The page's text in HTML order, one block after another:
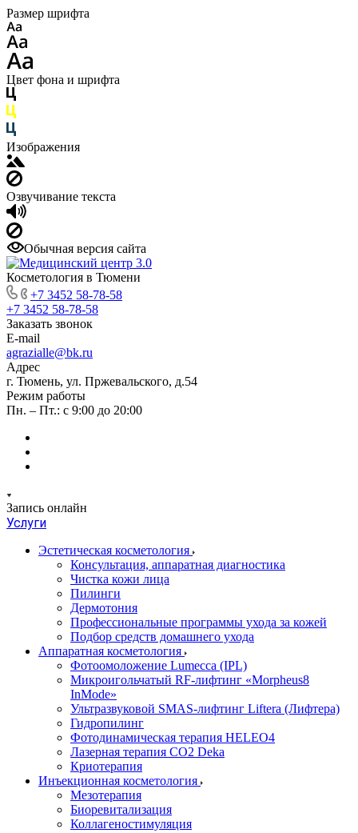
Размер шрифта
Цвет фона и шрифта
Изображения
Озвучивание текста
Обычная версия сайта
Косметология в Тюмени
+7 3452 58-78-58
+7 3452 58-78-58
Заказать звонок
E-mail
agrazialle@bk.ru
Адрес
г. Тюмень, ул. Пржевальского, д.54
Режим работы
Пн. – Пт.: с 9:00 до 20:00
Запись онлайн
Услуги
Эстетическая косметология
Консультация, аппаратная диагностика
Чистка кожи лица
Пилинги
Дермотония
Профессиональные программы ухода за кожей
Подбор средств домашнего ухода
Аппаратная косметология
Фотоомоложение Lumecca (IPL)
Микроигольчатый RF-лифтинг «Morpheus8
InMode»
Ультразвуковой SMAS-лифтинг Liftera (Лифтера)
Гидропилинг
Фотодинамическая терапия HELEO4
Лазерная терапия CO2 Deka
Криотерапия
Инъекционная косметология
Мезотерапия
Биоревитализация
Коллагеностимуляция